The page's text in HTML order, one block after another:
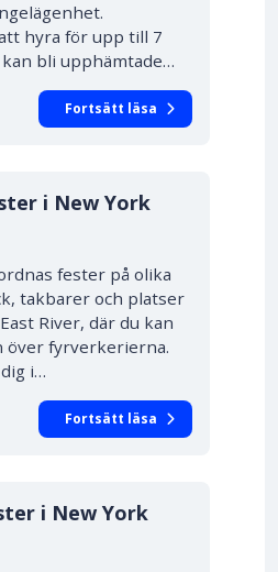
hyra för upp till 7
bli upphämtade…
Fortsätt läsa
i New York
fester på olika
takbarer och platser
River, där du kan
över fyrverkerierna.
i…
Fortsätt läsa
i New York